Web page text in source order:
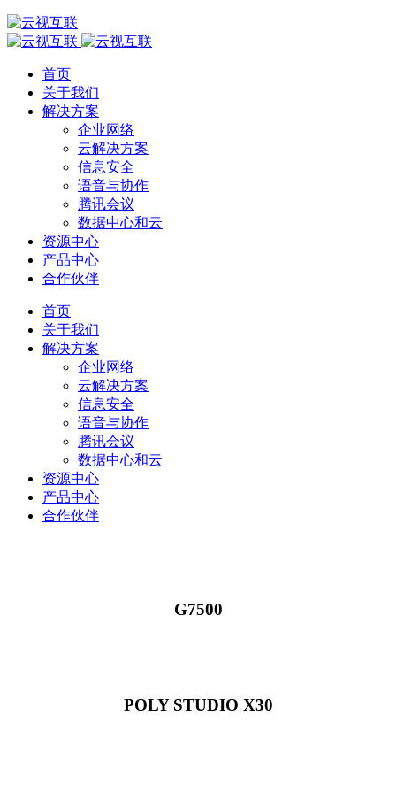
首页
关于我们
解决方案
企业网络
云解决方案
信息安全
语音与协作
腾讯会议
数据中心和云
资源中心
产品中心
合作伙伴
首页
关于我们
解决方案
企业网络
云解决方案
信息安全
语音与协作
腾讯会议
数据中心和云
资源中心
产品中心
合作伙伴
G7500
POLY STUDIO X30